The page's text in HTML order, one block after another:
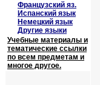
Французский яз.
Испанский язык
Немецкий язык
Другие языки
Учебные материалы и
тематические ссылки
по всем предметам и
многое другое.